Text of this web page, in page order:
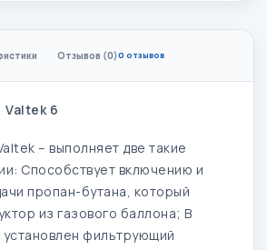
Отзывов (0)0 отзывов
Valtek 6
– выполняет две такие
Способствует включению и
пропан-бутана, который
из газового баллона; В
фильтрующий